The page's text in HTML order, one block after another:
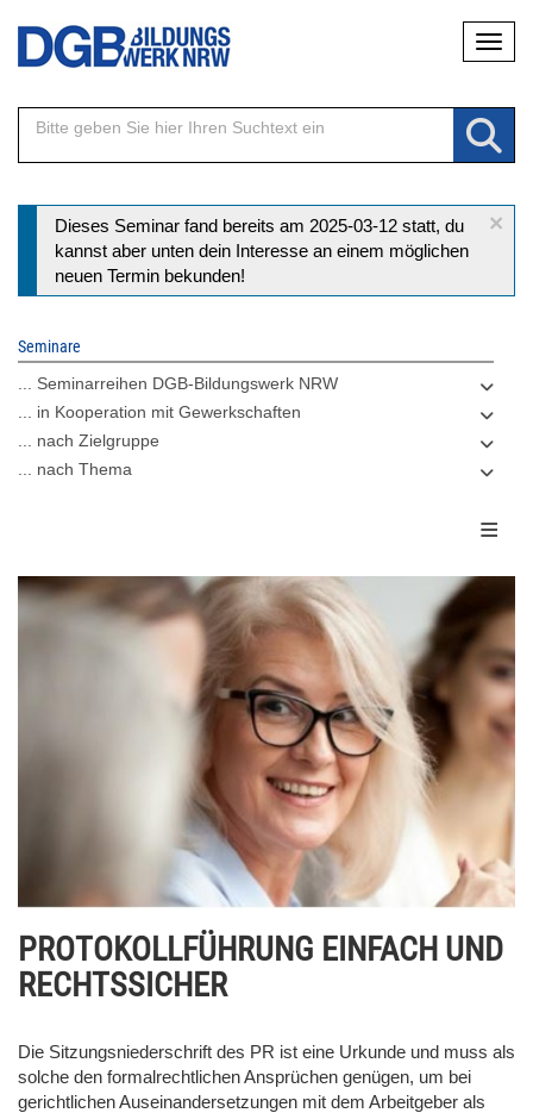
Direkt
Inhalt
×
Statusmeldung
Dieses Seminar fand bereits am 2025-03-12 statt, du
kannst aber unten dein Interesse an einem möglichen
neuen Termin bekunden!
Seminare
... Seminarreihen DGB-Bildungswerk NRW
... in Kooperation mit Gewerkschaften
... nach Zielgruppe
... nach Thema
PROTOKOLLFÜHRUNG EINFACH UND
RECHTSSICHER
Die Sitzungsniederschrift des PR ist eine Urkunde und muss als
solche den formalrechtlichen Ansprüchen genügen, um bei
gerichtlichen Auseinandersetzungen mit dem Arbeitgeber als